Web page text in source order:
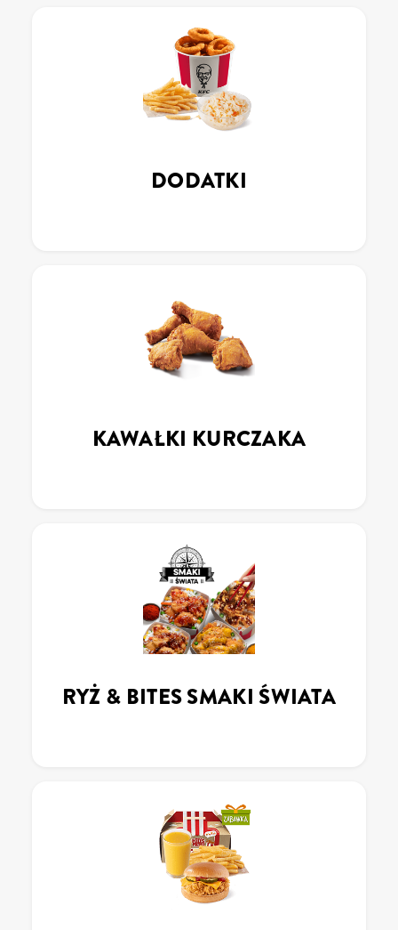
DODATKI
KAWAŁKI KURCZAKA
RYŻ & BITES SMAKI ŚWIATA